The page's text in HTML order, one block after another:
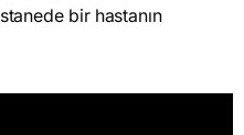
bir hastanın